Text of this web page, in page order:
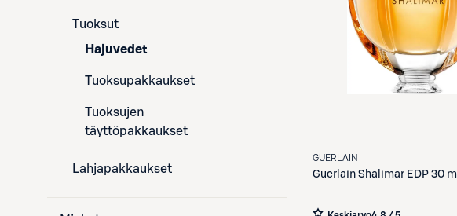
Tuoksut
Hajuvedet
Tuoksupakkaukset
Tuoksujen
täyttöpakkaukset
Lahjapakkaukset
GUERLAIN
Guerlain Shalimar EDP 30 ml